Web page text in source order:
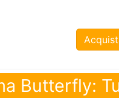
Butterfly: